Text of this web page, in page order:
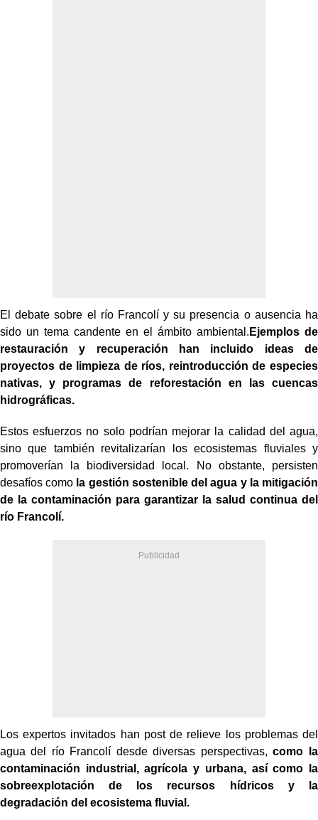
El debate sobre el río Francolí y su presencia o ausencia ha
sido un tema candente en el ámbito ambiental. Ejemplos de
restauración y recuperación han incluido ideas de
proyectos de limpieza de ríos, reintroducción de especies
nativas, y programas de reforestación en las cuencas
hidrográficas.
Estos esfuerzos no solo podrían mejorar la calidad del agua,
sino que también revitalizarían los ecosistemas fluviales y
promoverían la biodiversidad local. No obstante, persisten
desafíos como la gestión sostenible del agua y la mitigación
de la contaminación para garantizar la salud continua del
río Francolí.
Los expertos invitados han post de relieve los problemas del
agua del río Francolí desde diversas perspectivas,como la
contaminación industrial, agrícola y urbana, así como la
sobreexplotación de los recursos hídricos y la
degradación del ecosistema fluvial.